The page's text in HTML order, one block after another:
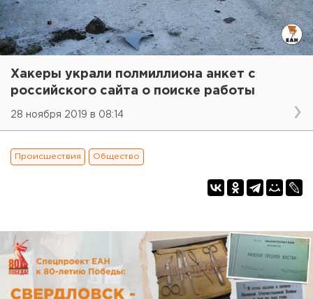
Хакеры украли полмиллиона анкет с
российского сайта о поиске работы
28 ноября 2019 в 08:14
Происшествия Общество